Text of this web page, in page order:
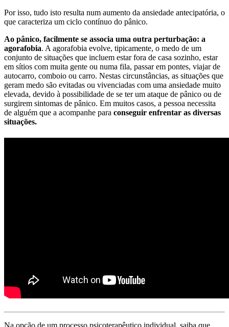
Por isso, tudo isto resulta num aumento da ansiedade antecipatória, o
que caracteriza um ciclo contínuo do pânico.
Ao pânico, facilmente se associa uma outra perturbação: a
agorafobia. A agorafobia evolve, tipicamente, o medo de um
conjunto de situações que incluem estar fora de casa sozinho, estar
em sítios com muita gente ou numa fila, passar em pontes, viajar de
autocarro, comboio ou carro. Nestas circunstâncias, as situações que
geram medo são evitadas ou vivenciadas com uma ansiedade muito
elevada, devido à possibilidade de se ter um ataque de pânico ou de
surgirem sintomas de pânico. Em muitos casos, a pessoa necessita
de alguém que a acompanhe para conseguir enfrentar as diversas
situações.